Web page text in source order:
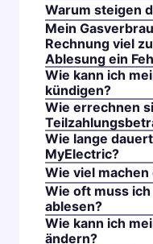
Warum steigen
Mein
Rechnung viel
Ablesung ein
Wie kann ich
kündigen?
Wie errechnen
Wie lange
MyElectric?
Wie viel
Wie oft muss
ablesen?
Wie kann ich
ändern?